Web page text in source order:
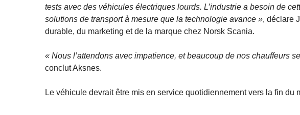
tests avec des véhicules électriques lourds. L’industrie a besoin de
solutions de transport à mesure que la technologie avance », déclare
durable, du marketing et de la marque chez Norsk Scania.
« Nous l’attendons avec impatience, et beaucoup de nos chauffeurs
conclut Aksnes.
Le véhicule devrait être mis en service quotidiennement vers la fin du